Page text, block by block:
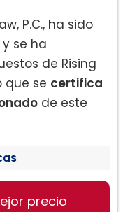
P.C., ha sido
se ha
de Rising
que se certifica
de este
precio